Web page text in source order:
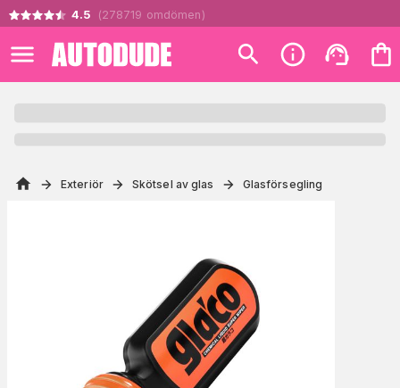
4.5 (278719 omdömen )
Exteriör Skötsel av glas Glasförsegling